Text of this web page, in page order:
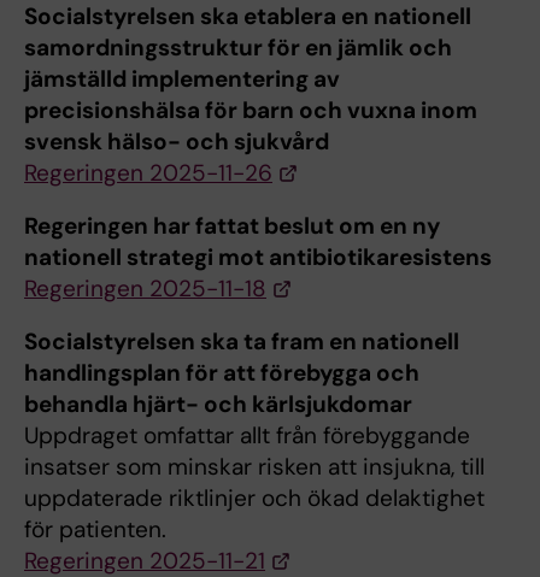
Socialstyrelsen ska etablera en nationell
samordningsstruktur för en jämlik och
jämställd implementering av
precisionshälsa för barn och vuxna inom
svensk hälso- och sjukvård
Regeringen 2025-11-26
Regeringen har fattat beslut om en ny
nationell strategi mot antibiotikaresistens
Regeringen 2025-11-18
Socialstyrelsen ska ta fram en nationell
handlingsplan för att förebygga och
behandla hjärt- och kärlsjukdomar
Uppdraget omfattar allt från förebyggande
insatser som minskar risken att insjukna, till
uppdaterade riktlinjer och ökad delaktighet
för patienten.
Regeringen 2025-11-21